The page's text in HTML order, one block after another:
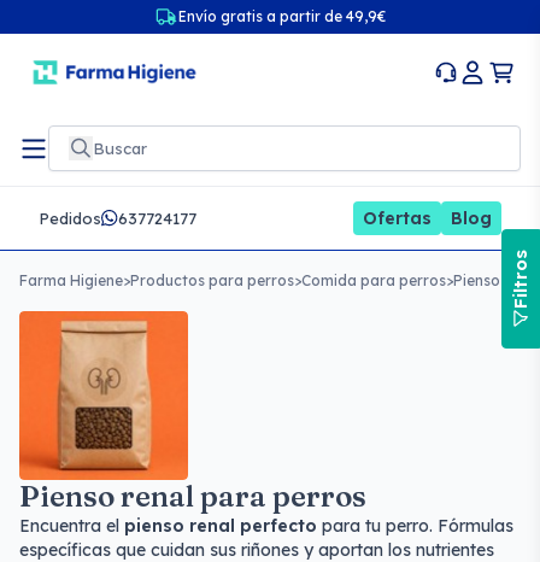
Envío gratis a partir de 49,9€
Pedidos 637724177 Ofertas Blog
Farma Higiene>Productos para perros>Comida para perros>Pienso
Pienso renal para perros
Encuentra el pienso renal perfecto para tu perro. Fórmulas
específicas que cuidan sus riñones y aportan los nutrientes
Filtros